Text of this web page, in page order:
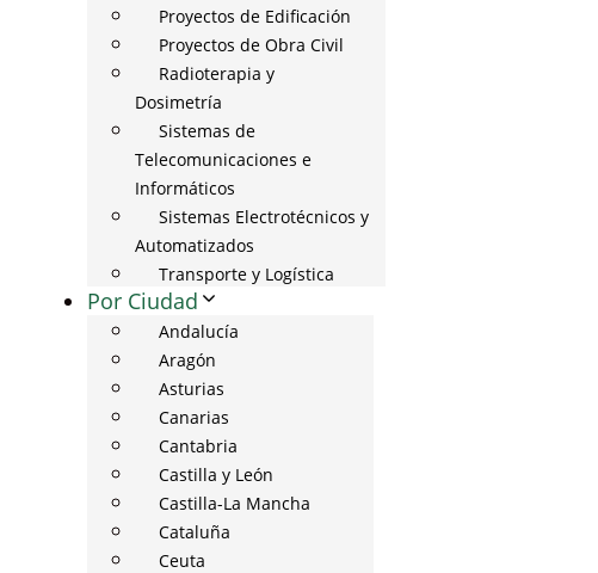
Proyectos de Edificación
Proyectos de Obra Civil
Radioterapia y
Dosimetría
Sistemas de
Telecomunicaciones e
Informáticos
Sistemas Electrotécnicos y
Automatizados
Transporte y Logística
Por Ciudad
Andalucía
Aragón
Asturias
Canarias
Cantabria
Castilla y León
Castilla-La Mancha
Cataluña
Ceuta